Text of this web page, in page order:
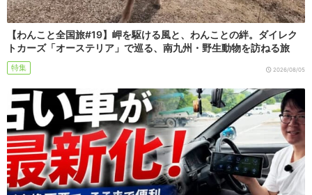
【わんこと全国旅#19】岬を駆ける風と、わんことの絆。ダイレク
トカーズ「オーステリア」で巡る、南九州・野生動物を訪ねる旅
特集 2026/08/05